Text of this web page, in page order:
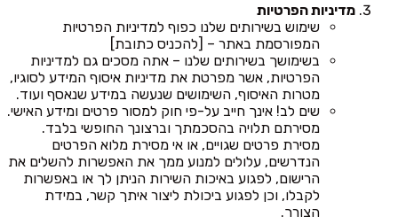
מדיניות הפרטיות
שימוש בשירותים שלנו כפוף למדיניות הפרטיות
המפורסמת באתר – [להכניס כתובת]
בשימושך בשירותים שלנו – אתה מסכים גם למדיניות
הפרטיות, אשר מפרטת את מדיניות איסוף המידע לסוגיו,
מטרות האיסוף, השימושים שנעשה במידע שנאסף ועוד.
שים לב! אינך חייב על-פי חוק למסור פרטים ומידע האישי.
מסירתם תלויה בהסכמתך וברצונך החופשי בלבד.
מסירת פרטים שגויים, או אי מסירת מלוא הפרטים
הנדרשים, עלולים למנוע ממך את האפשרות להשלים את
הרישום, לפגוע באיכות השירות הניתן לך או באפשרות
לקבלו, וכן לפגוע ביכולת ליצור איתך קשר, במידת
הצורך.